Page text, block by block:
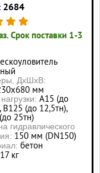
2684
Срок поставки 1-3
ДхШхВ:
мм
А15 (до
В125 (до 12,5тн),
25тн)
гидравлического
150 мм (DN150)
бетон
кг